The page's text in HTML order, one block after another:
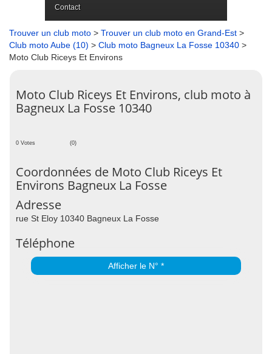
Contact
Trouver un club moto > Trouver un club moto en Grand-Est >
Club moto Aube (10) > Club moto Bagneux La Fosse 10340 >
Moto Club Riceys Et Environs
Moto Club Riceys Et Environs, club moto à
Bagneux La Fosse 10340
0 Votes (0)
Coordonnées de Moto Club Riceys Et
Environs Bagneux La Fosse
Adresse
rue St Eloy 10340 Bagneux La Fosse
Téléphone
Afficher le N° *